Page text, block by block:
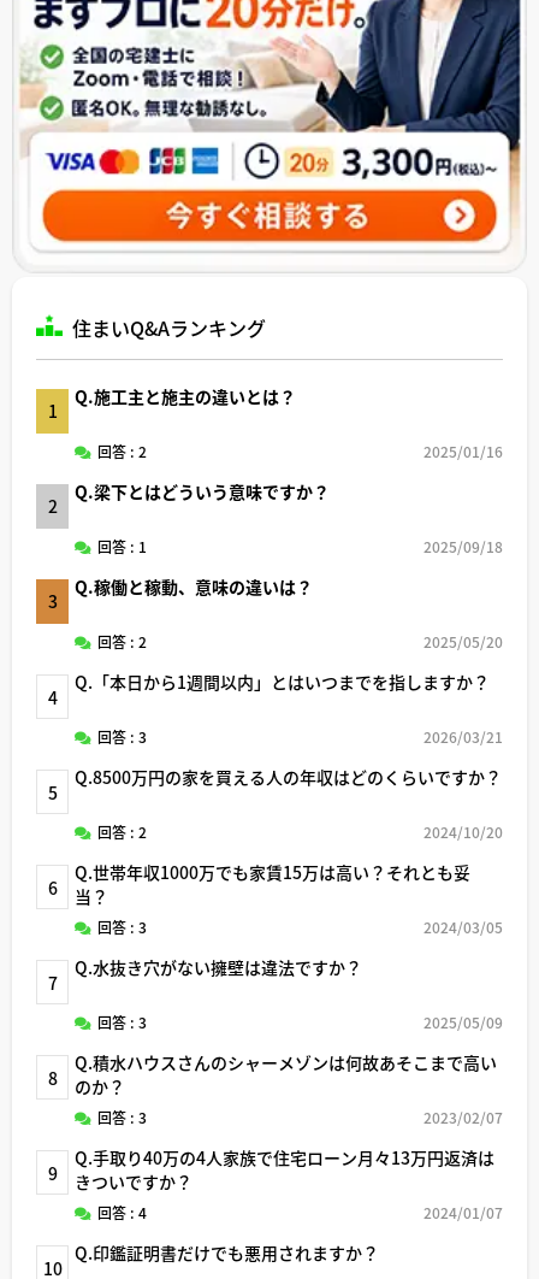
住まいQ&Aランキング
1
Q.施工主と施主の違いとは？
回答 : 2 2025/01/16
2
Q.梁下とはどういう意味ですか？
回答 : 1 2025/09/18
3
Q.稼働と稼動、意味の違いは？
回答 : 2 2025/05/20
4
Q.「本日から1週間以内」とはいつまでを指しますか？
回答 : 3 2026/03/21
5
Q.8500万円の家を買える人の年収はどのくらいですか？
回答 : 2 2024/10/20
6
Q.世帯年収1000万でも家賃15万は高い？それとも妥
当？
回答 : 3 2024/03/05
7
Q.水抜き穴がない擁壁は違法ですか？
回答 : 3 2025/05/09
8
Q.積水ハウスさんのシャーメゾンは何故あそこまで高い
のか？
回答 : 3 2023/02/07
9
Q.手取り40万の4人家族で住宅ローン月々13万円返済は
きついですか？
回答 : 4 2024/01/07
10
Q.印鑑証明書だけでも悪用されますか？